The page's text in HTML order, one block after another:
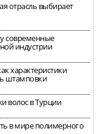
отрасль выбирает
современные
индустрии
характеристики
штамповки
волос в Турции
в мире полимерного